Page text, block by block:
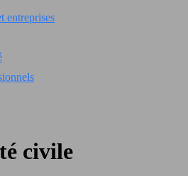
entreprises
civile